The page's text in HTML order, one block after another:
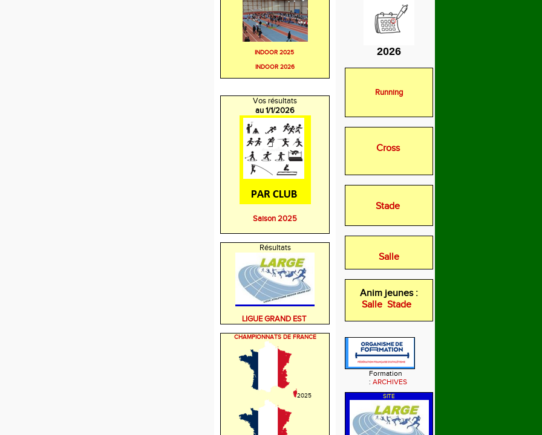
INDOOR 2025
INDOOR 2026
Vos résultats
au 1/1/2026
Saison 2025
Résultats
LIGUE GRAND EST
CHAMPIONNATS DE FRANCE
2025
2026
Running
Cross
Stade
Salle
Anim jeunes :
Salle Stade
Formation
: ARCHIVES
SITE